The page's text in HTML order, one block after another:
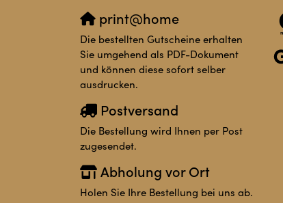
print@home
Die bestellten Gutscheine erhalten
Sie umgehend als PDF-Dokument
und können diese sofort selber
ausdrucken.
Postversand
Die Bestellung wird Ihnen per Post
zugesendet.
Abholung vor Ort
Holen Sie Ihre Bestellung bei uns ab.